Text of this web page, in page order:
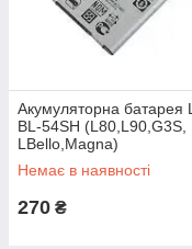
Акумуляторна батарея
BL-54SH (L80,L90,G3S,
LBello,Magna)
Немає в наявності
270 ₴